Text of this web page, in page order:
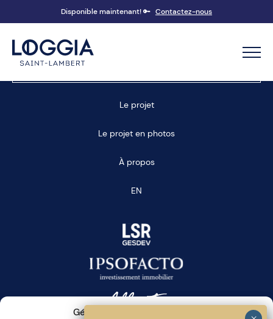
Gérer le consentement aux
Disponible maintenant! 🔑 Contactez-nous
Le projet
Le projet en photos
À propos
EN